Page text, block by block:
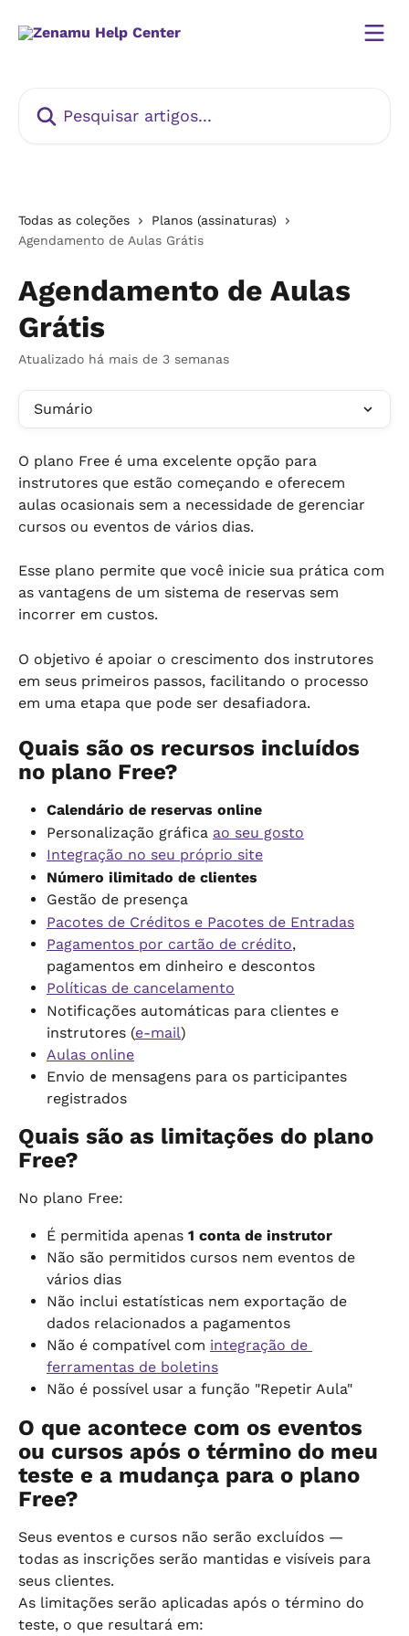
Todas as coleções
Planos (assinaturas)
Agendamento de Aulas Grátis
Agendamento de Aulas
Grátis
Atualizado há mais de 3 semanas
Sumário
O plano Free é uma excelente opção para
instrutores que estão começando e oferecem
aulas ocasionais sem a necessidade de gerenciar
cursos ou eventos de vários dias.
Esse plano permite que você inicie sua prática com
as vantagens de um sistema de reservas sem
incorrer em custos.
O objetivo é apoiar o crescimento dos instrutores
em seus primeiros passos, facilitando o processo
em uma etapa que pode ser desafiadora.
Quais são os recursos incluídos
no plano Free?
Calendário de reservas online
Personalização gráfica ao seu gosto
Integração no seu próprio site
Número ilimitado de clientes
Gestão de presença
Pacotes de Créditos e Pacotes de Entradas
Pagamentos por cartão de crédito,
pagamentos em dinheiro e descontos
Políticas de cancelamento
Notificações automáticas para clientes e
instrutores (e-mail)
Aulas online
Envio de mensagens para os participantes
registrados
Quais são as limitações do plano
Free?
No plano Free:
É permitida apenas 1 conta de instrutor
Não são permitidos cursos nem eventos de
vários dias
Não inclui estatísticas nem exportação de
dados relacionados a pagamentos
Não é compatível com integração de
ferramentas de boletins
Não é possível usar a função "Repetir Aula"
O que acontece com os eventos
ou cursos após o término do meu
teste e a mudança para o plano
Free?
Seus eventos e cursos não serão excluídos —
todas as inscrições serão mantidas e visíveis para
seus clientes.
As limitações serão aplicadas após o término do
teste, o que resultará em: